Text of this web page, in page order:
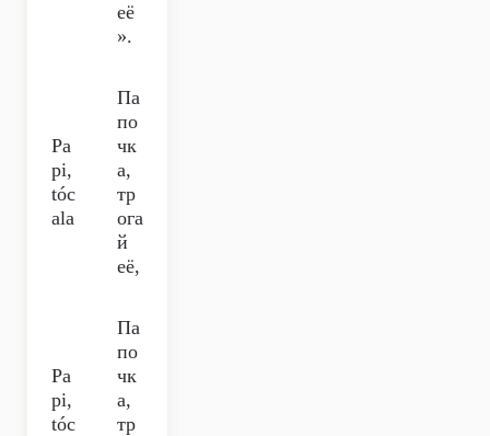
её
».
Pa
pi,
tóc
ala
Па
по
чк
а,
тр
ога
й
её,
Pa
pi,
tóc
Па
по
чк
а,
тр